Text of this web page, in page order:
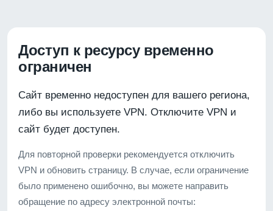
Доступ к ресурсу временно
ограничен
Сайт временно недоступен для вашего региона,
либо вы используете VPN. Отключите VPN и
сайт будет доступен.
Для повторной проверки рекомендуется отключить
VPN и обновить страницу. В случае, если ограничение
было применено ошибочно, вы можете направить
обращение по адресу электронной почты: